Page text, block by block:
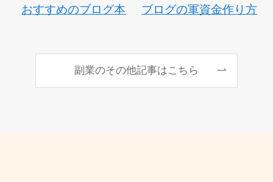
おすすめのブログ本 ブログの軍資金作り方
副業のその他記事はこちら